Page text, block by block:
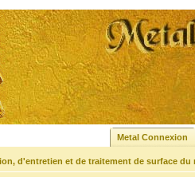
Metal Connexion
d'entretien et de traitement de surface du